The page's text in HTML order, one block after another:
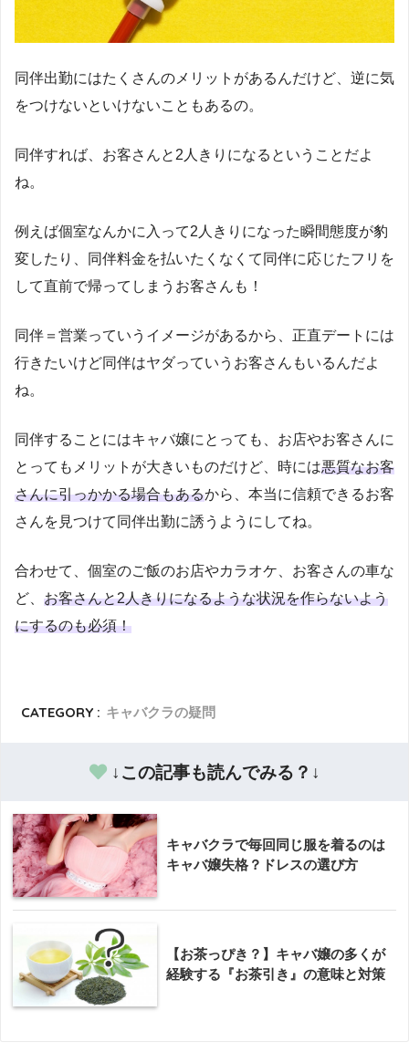
同伴出勤にはたくさんのメリットがあるんだけど、逆に気
をつけないといけないこともあるの。
同伴すれば、お客さんと2人きりになるということだよ
ね。
例えば個室なんかに入って2人きりになった瞬間態度が豹
変したり、同伴料金を払いたくなくて同伴に応じたフリを
して直前で帰ってしまうお客さんも！
同伴＝営業っていうイメージがあるから、正直デートには
行きたいけど同伴はヤダっていうお客さんもいるんだよ
ね。
同伴することにはキャバ嬢にとっても、お店やお客さんに
とってもメリットが大きいものだけど、時には悪質なお客
さんに引っかかる場合もあるから、本当に信頼できるお客
さんを見つけて同伴出勤に誘うようにしてね。
合わせて、個室のご飯のお店やカラオケ、お客さんの車な
ど、 お客さんと2人きりになるような状況を作らないよう
にするのも必須！
CATEGORY : キャバクラの疑問
↓この記事も読んでみる？↓
キャバクラで毎回同じ服を着るのは
キャバ嬢失格？ドレスの選び方
【お茶っぴき？】キャバ嬢の多くが
経験する『お茶引き』の意味と対策